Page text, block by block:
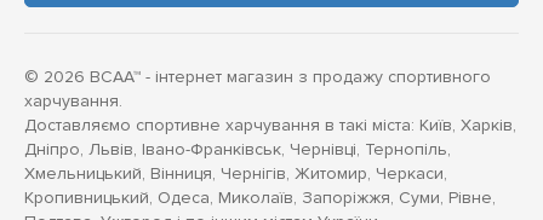
© 2026 BCAA™ - інтернет магазин з продажу спортивного
харчування.
Доставляємо спортивне харчування в такі міста: Київ, Харків,
Дніпро, Львів, Івано-Франківськ, Чернівці, Тернопіль,
Хмельницький, Вінниця, Чернігів, Житомир, Черкаси,
Кропивницький, Одеса, Миколаїв, Запоріжжя, Суми, Рівне,